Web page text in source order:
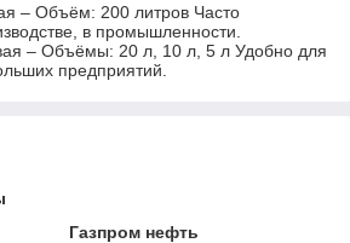
– Объём: 200 литров Часто
в промышленности.
– Объёмы: 20 л, 10 л, 5 л Удобно для
предприятий.
Газпром нефть